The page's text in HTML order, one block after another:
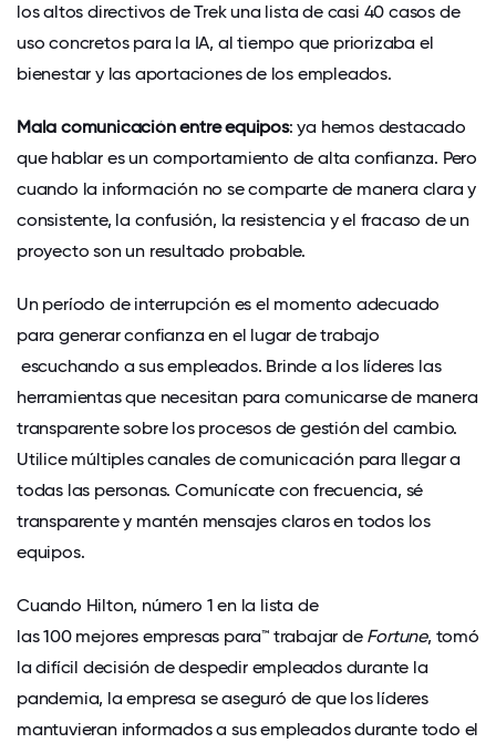
los altos directivos de Trek una lista de casi 40 casos de
uso concretos para la IA, al tiempo que priorizaba el
bienestar y las aportaciones de los empleados.
Mala comunicación entre equipos: ya hemos destacado
que hablar es un comportamiento de alta confianza. Pero
cuando la información no se comparte de manera clara y
consistente, la confusión, la resistencia y el fracaso de un
proyecto son un resultado probable.
Un período de interrupción es el momento adecuado
para generar confianza en el lugar de trabajo
escuchando a sus empleados. Brinde a los líderes las
herramientas que necesitan para comunicarse de manera
transparente sobre los procesos de gestión del cambio.
Utilice múltiples canales de comunicación para llegar a
todas las personas. Comunícate con frecuencia, sé
transparente y mantén mensajes claros en todos los
equipos.
Cuando Hilton, número 1 en la lista de
las 100 mejores empresas para™ trabajar de Fortune, tomó
la difícil decisión de despedir empleados durante la
pandemia, la empresa se aseguró de que los líderes
mantuvieran informados a sus empleados durante todo el